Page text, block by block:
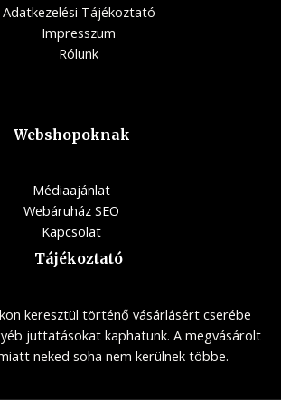
Adatkezelési Tájékoztató
Impresszum
Rólunk
Webshopoknak
Médiaajánlat
Webáruház SEO
Kapcsolat
Tájékoztató
keresztül történő vásárlásért cserébe
juttatásokat kaphatunk. A megvásárolt
neked soha nem kerülnek többe.